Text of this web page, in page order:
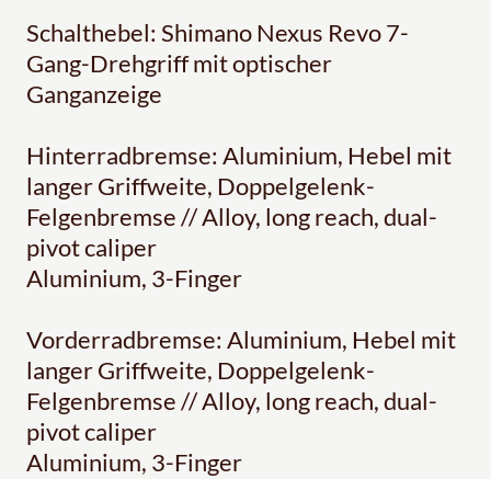
Schalthebel: Shimano Nexus Revo 7-
Gang-Drehgriff mit optischer
Ganganzeige
Hinterradbremse: Aluminium, Hebel mit
langer Griffweite, Doppelgelenk-
Felgenbremse // Alloy, long reach, dual-
pivot caliper
Aluminium, 3-Finger
Vorderradbremse: Aluminium, Hebel mit
langer Griffweite, Doppelgelenk-
Felgenbremse // Alloy, long reach, dual-
pivot caliper
Aluminium, 3-Finger